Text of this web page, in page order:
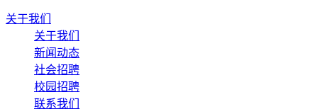
关于我们
关于我们
新闻动态
社会招聘
校园招聘
联系我们